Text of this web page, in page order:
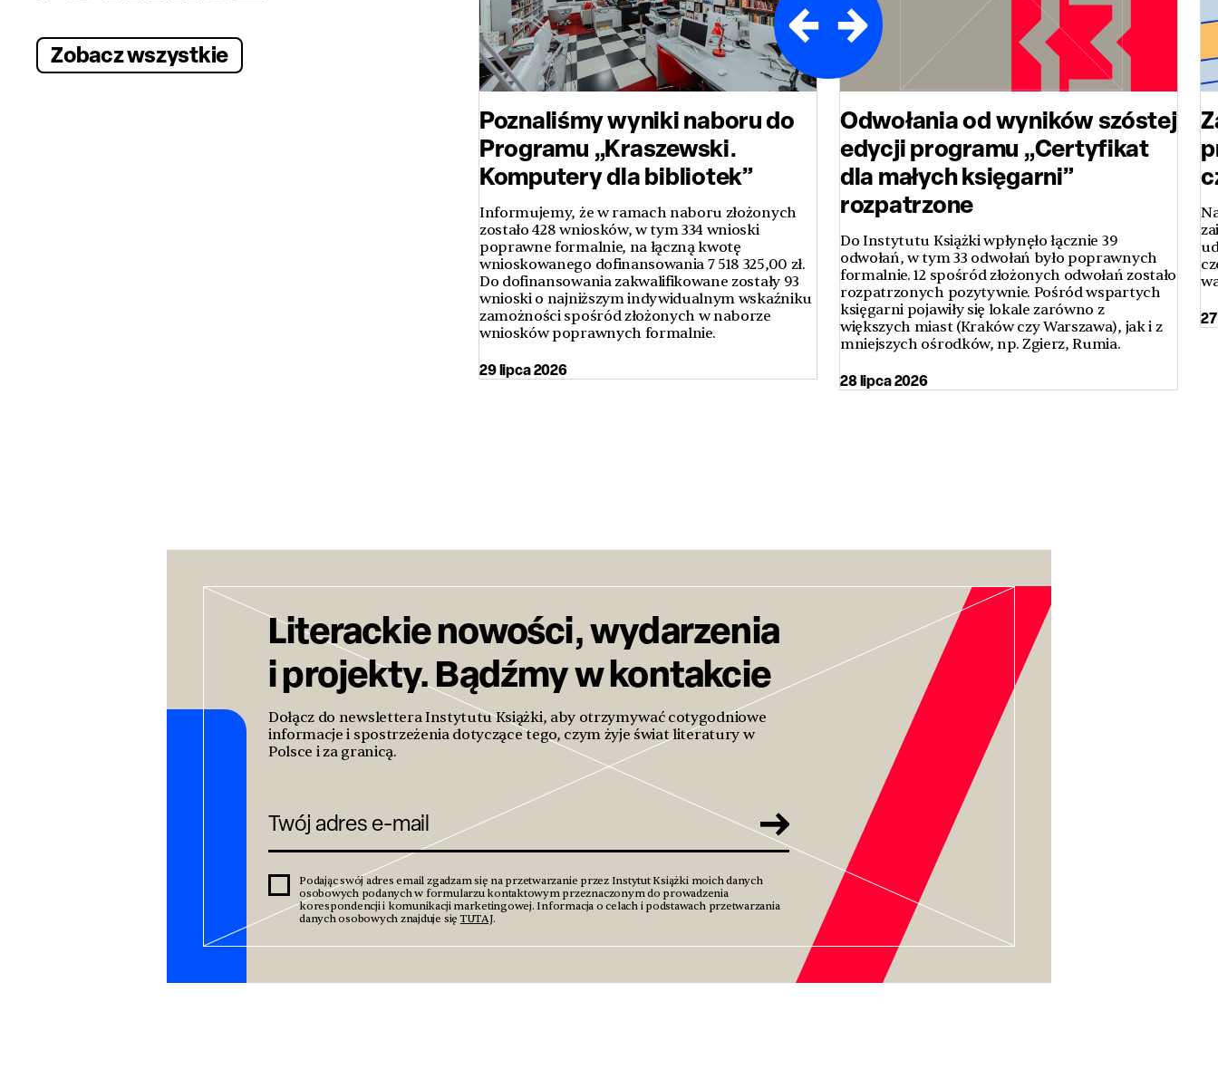
Zobacz wszystkie
Poznaliśmy wyniki naboru do
Programu „Kraszewski.
Komputery dla bibliotek”
Informujemy, że w ramach naboru złożonych
zostało 428 wniosków, w tym 334 wnioski
poprawne formalnie, na łączną kwotę
wnioskowanego dofinansowania 7 518 325,00 zł.
Do dofinansowania zakwalifikowane zostały 93
wnioski o najniższym indywidualnym wskaźniku
zamożności spośród złożonych w naborze
wniosków poprawnych formalnie.
29 lipca 2026
Odwołania od wyników szóstej
edycji programu „Certyfikat
dla małych księgarni”
rozpatrzone
Do Instytutu Książki wpłynęło łącznie 39
odwołań, w tym 33 odwołań było poprawnych
formalnie. 12 spośród złożonych odwołań zostało
rozpatrzonych pozytywnie. Pośród wspartych
księgarni pojawiły się lokale zarówno z
większych miast (Kraków czy Warszawa), jak i z
mniejszych ośrodków, np. Zgierz, Rumia.
28 lipca 2026
Literackie nowości, wydarzenia
i projekty. Bądźmy w kontakcie
Dołącz do newslettera Instytutu Książki, aby otrzymywać cotygodniowe
informacje i spostrzeżenia dotyczące tego, czym żyje świat literatury w
Polsce i za granicą.
Podając swój adres email zgadzam się na przetwarzanie przez Instytut Książki moich danych
osobowych podanych w formularzu kontaktowym przeznaczonym do prowadzenia
korespondencji i komunikacji marketingowej. Informacja o celach i podstawach przetwarzania
danych osobowych znajduje sięTUTAJ.